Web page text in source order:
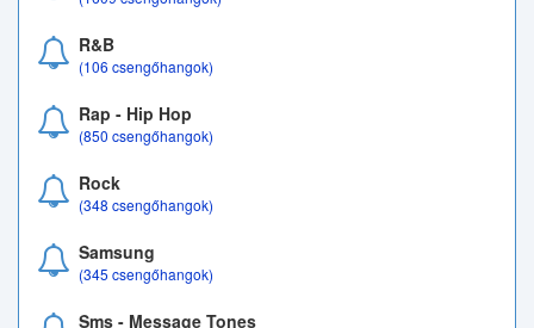
R&B
(106 csengőhangok)
Rap - Hip Hop
(850 csengőhangok)
Rock
(348 csengőhangok)
Samsung
(345 csengőhangok)
Sms - Message Tones